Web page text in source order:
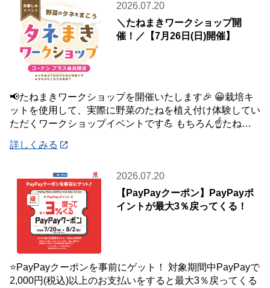
2026.07.20
＼たねまきワークショップ開
催！／【7月26日(日)開催】
📢たねまきワークショップを開催いたします🎉 😀栽培キ
ットを使用して、実際に野菜のたねを植え付け体験してい
ただくワークショップイベントです💪 もちろん☝️たねを
詳しくみる
2026.07.20
【PayPayクーポン】PayPayポ
イントが最大3％戻ってくる！
⭐PayPayクーポンを事前にゲット！ 対象期間中PayPayで
2,000円(税込)以上のお支払いをすると最大3％戻ってくる